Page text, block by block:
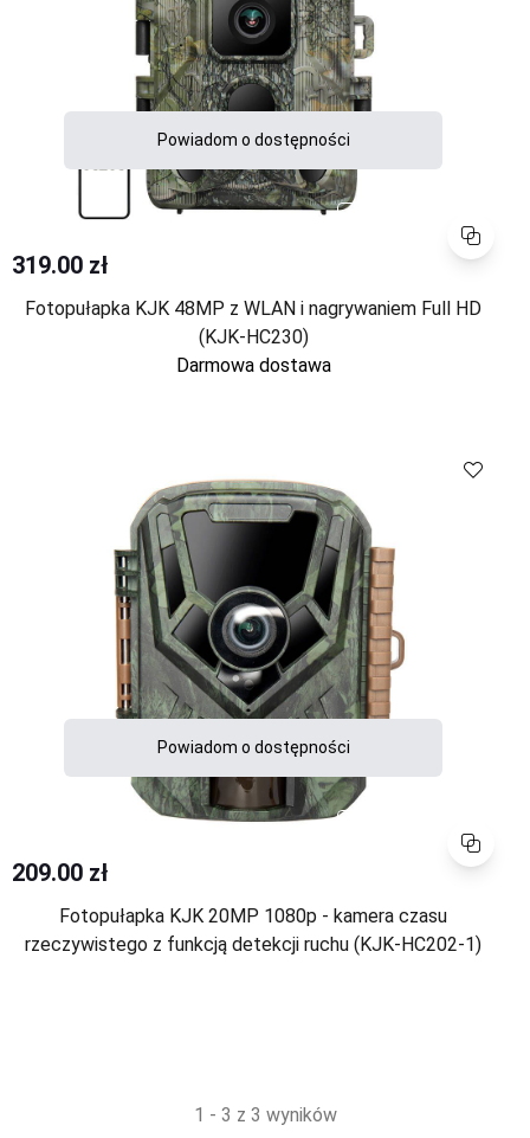
Porównaj
Powiadom o dostępności
319.00 zł
Fotopułapka KJK 48MP z WLAN i nagrywaniem Full HD
(KJK-HC230)
Darmowa dostawa
Porównaj
Powiadom o dostępności
209.00 zł
Fotopułapka KJK 20MP 1080p - kamera czasu
rzeczywistego z funkcją detekcji ruchu (KJK-HC202-1)
1 - 3 z 3 wyników